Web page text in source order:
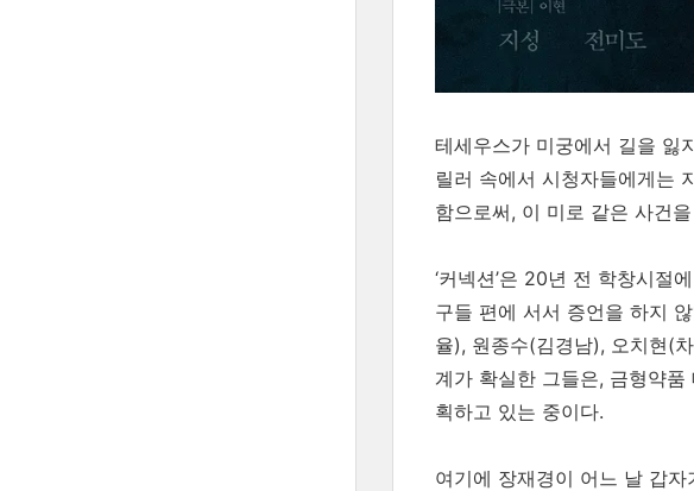
테세우스가 미궁에서 길을 잃
릴러 속에서 시청자들에게는
함으로써, 이 미로 같은 사건
‘커넥션’은 20년 전 학창시절
구들 편에 서서 증언을 하지
율), 원종수(김경남), 오치현(
계가 확실한 그들은, 금형약
획하고 있는 중이다.
여기에 장재경이 어느 날 갑자